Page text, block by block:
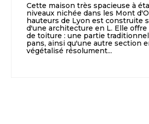
Cette maison très spacieuse à
niveaux nichée dans les Mont
hauteurs de Lyon est construite
d'une architecture en L. Elle offre
de toiture : une partie
pans, ainsi qu'une autre section
végétalisé résolument...